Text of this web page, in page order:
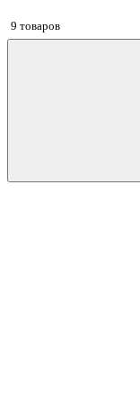
9 товаров